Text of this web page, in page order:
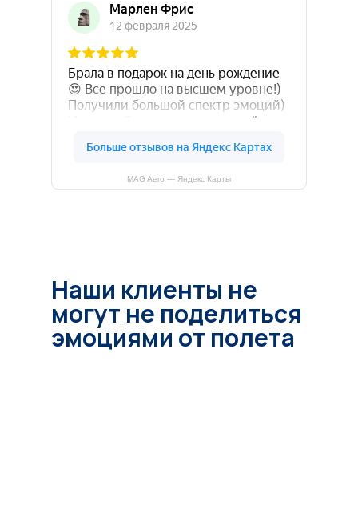
MAG Aero — Яндекс Карты
Наши клиенты не
могут не поделиться
эмоциями от полета